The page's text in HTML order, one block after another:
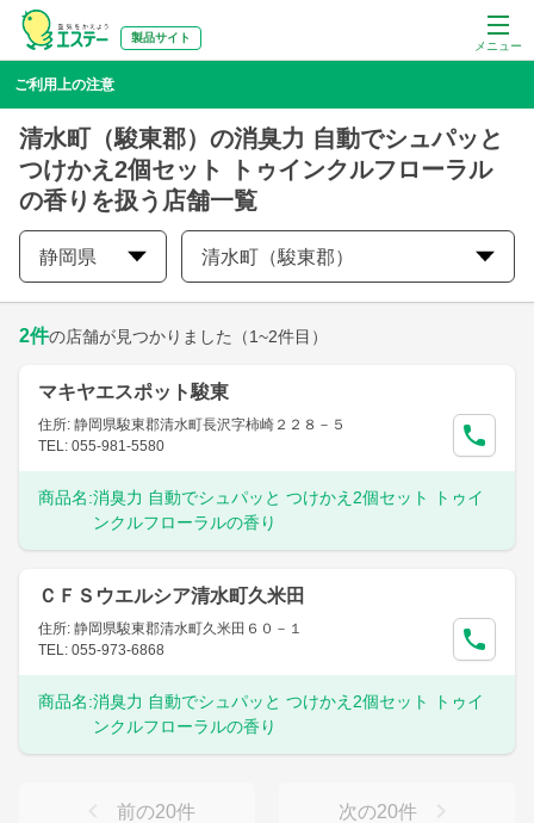
メニュー
製品サイト
ご利用上の注意
清水町（駿東郡）の消臭力 自動でシュパッと
つけかえ2個セット トゥインクルフローラル
の香りを扱う店舗一覧
静岡県 清水町（駿東郡）
2件の店舗が見つかりました （1~2件目）
マキヤエスポット駿東
住所: 静岡県駿東郡清水町長沢字柿崎２２８－５
TEL: 055-981-5580
商品名:消臭力 自動でシュパッと つけかえ2個セット トゥイ
ンクルフローラルの香り
ＣＦＳウエルシア清水町久米田
住所: 静岡県駿東郡清水町久米田６０－１
TEL: 055-973-6868
商品名:消臭力 自動でシュパッと つけかえ2個セット トゥイ
ンクルフローラルの香り
前の20件 次の20件